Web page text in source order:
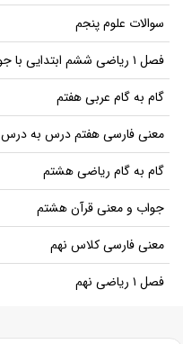
سوالات علوم پنجم
فصل ۱ ریاضی ششم ابتدایی با جواب
گام به گام عربی هفتم
معنی فارسی هفتم درس به درس
گام به گام ریاضی هشتم
جواب و معنی قرآن هشتم
معنی فارسی کلاس نهم
فصل ۱ ریاضی نهم